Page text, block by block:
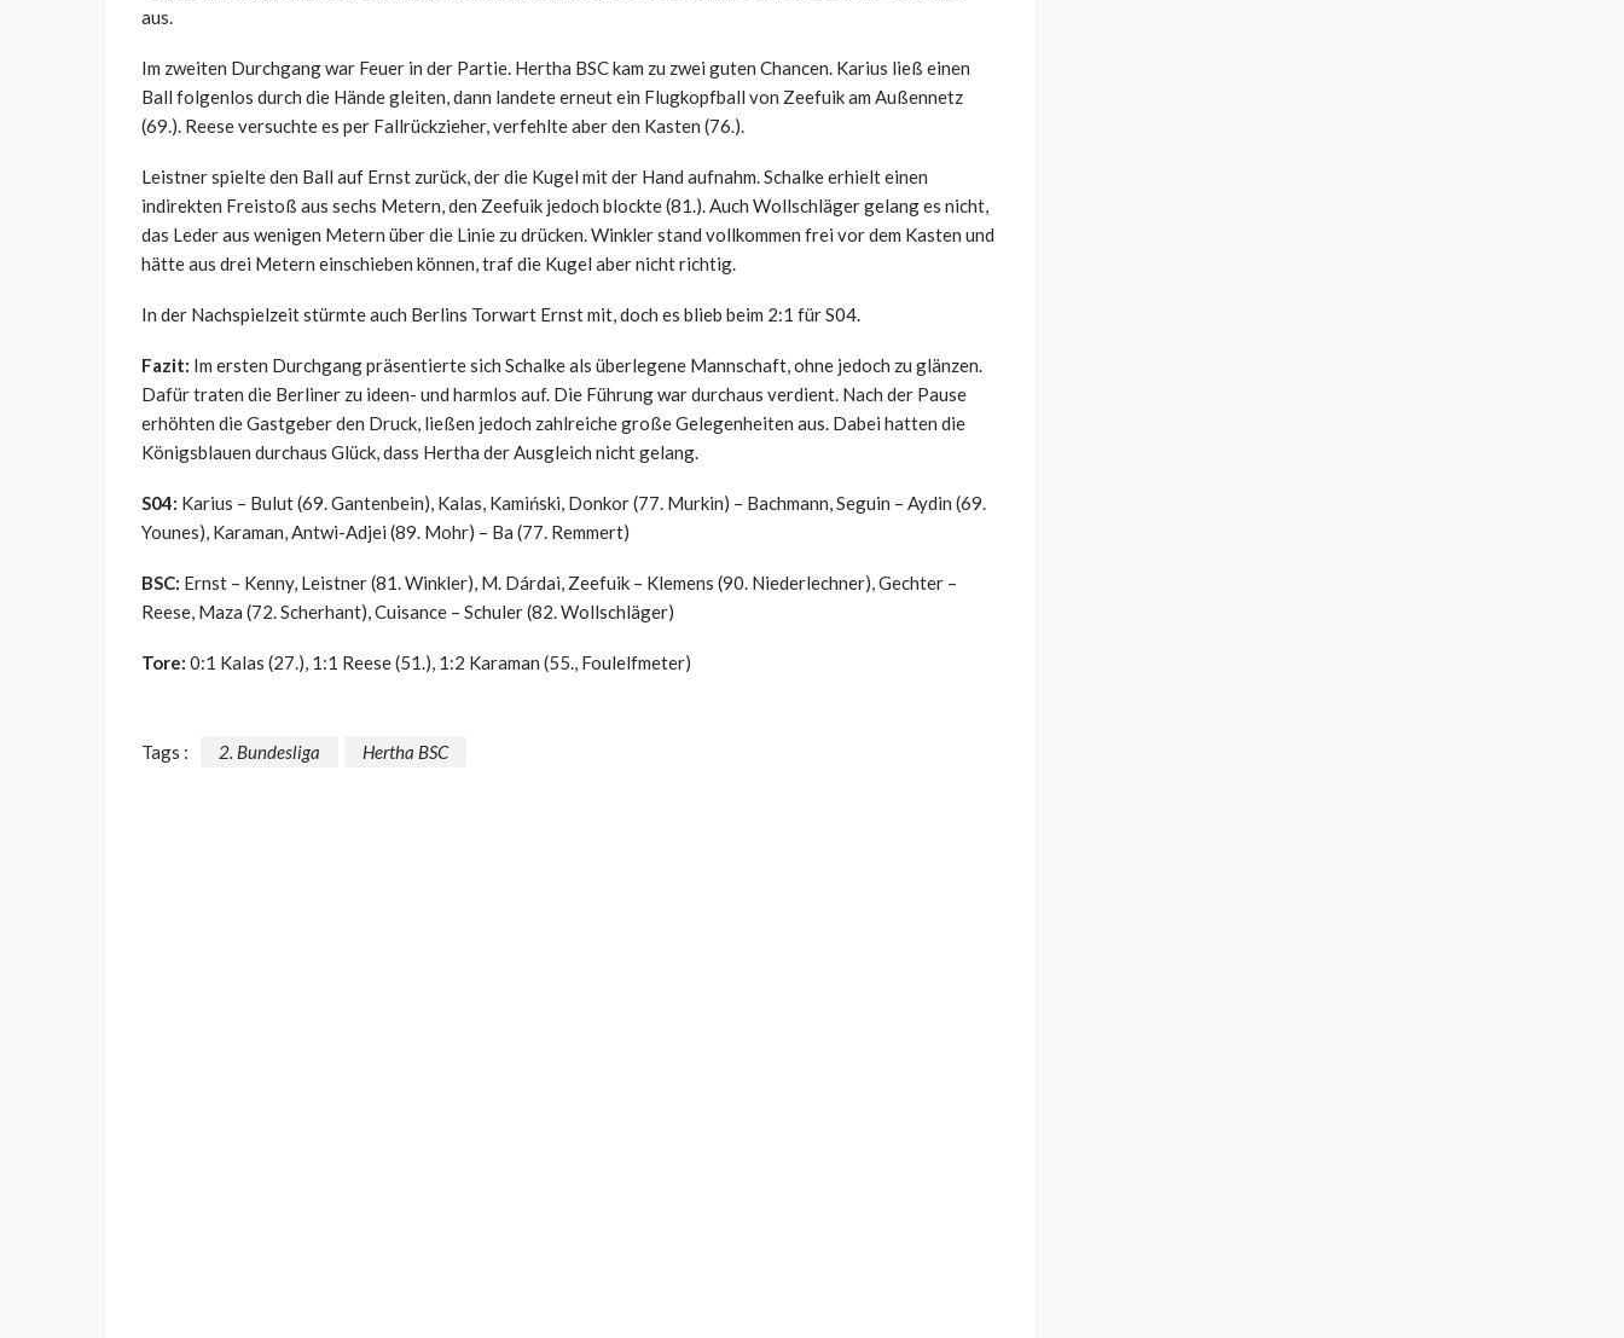
aus.
Im zweiten Durchgang war Feuer in der Partie. Hertha BSC kam zu zwei guten Chancen. Karius ließ einen
Ball folgenlos durch die Hände gleiten, dann landete erneut ein Flugkopfball von Zeefuik am Außennetz
(69.). Reese versuchte es per Fallrückzieher, verfehlte aber den Kasten (76.).
Leistner spielte den Ball auf Ernst zurück, der die Kugel mit der Hand aufnahm. Schalke erhielt einen
indirekten Freistoß aus sechs Metern, den Zeefuik jedoch blockte (81.). Auch Wollschläger gelang es nicht,
das Leder aus wenigen Metern über die Linie zu drücken. Winkler stand vollkommen frei vor dem Kasten und
hätte aus drei Metern einschieben können, traf die Kugel aber nicht richtig.
In der Nachspielzeit stürmte auch Berlins Torwart Ernst mit, doch es blieb beim 2:1 für S04.
Fazit: Im ersten Durchgang präsentierte sich Schalke als überlegene Mannschaft, ohne jedoch zu glänzen.
Dafür traten die Berliner zu ideen- und harmlos auf. Die Führung war durchaus verdient. Nach der Pause
erhöhten die Gastgeber den Druck, ließen jedoch zahlreiche große Gelegenheiten aus. Dabei hatten die
Königsblauen durchaus Glück, dass Hertha der Ausgleich nicht gelang.
S04: Karius – Bulut (69. Gantenbein), Kalas, Kamiński, Donkor (77. Murkin) – Bachmann, Seguin – Aydin (69.
Younes), Karaman, Antwi-Adjei (89. Mohr) – Ba (77. Remmert)
BSC: Ernst – Kenny, Leistner (81. Winkler), M. Dárdai, Zeefuik – Klemens (90. Niederlechner), Gechter –
Reese, Maza (72. Scherhant), Cuisance – Schuler (82. Wollschläger)
Tore: 0:1 Kalas (27.), 1:1 Reese (51.), 1:2 Karaman (55., Foulelfmeter)
Tags : 2. Bundesliga Hertha BSC